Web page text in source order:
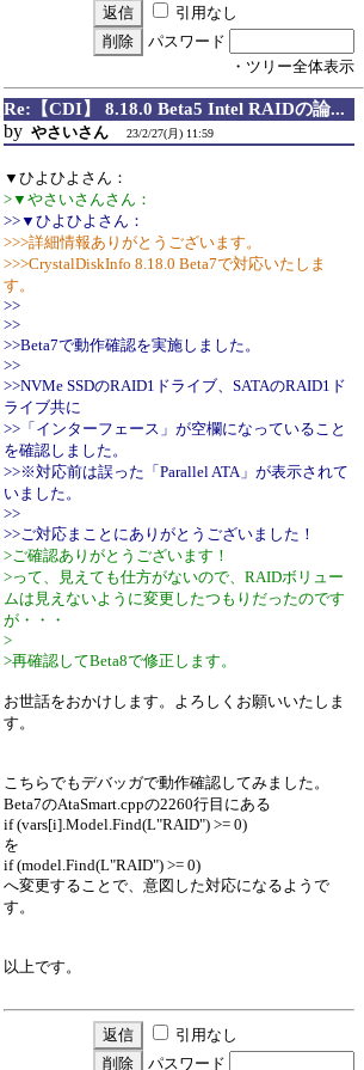
引用なし
パスワード
・ツリー全体表示
Re:【CDI】 8.18.0 Beta5 Intel RAIDの論...
by やさいさん 23/2/27(月) 11:59
▼ひよひよさん：
>▼やさいさんさん：
>>▼ひよひよさん：
>>>詳細情報ありがとうございます。
>>>CrystalDiskInfo 8.18.0 Beta7で対応いたしま
す。
>>
>>
>>Beta7で動作確認を実施しました。
>>
>>NVMe SSDのRAID1ドライブ、SATAのRAID1ド
ライブ共に
>>「インターフェース」が空欄になっていること
を確認しました。
>>※対応前は誤った「Parallel ATA」が表示されて
いました。
>>
>>ご対応まことにありがとうございました！
>ご確認ありがとうございます！
>って、見えても仕方がないので、RAIDボリュー
ムは見えないように変更したつもりだったのです
が・・・
>
>再確認してBeta8で修正します。
お世話をおかけします。よろしくお願いいたしま
す。
こちらでもデバッガで動作確認してみました。
Beta7のAtaSmart.cppの2260行目にある
if (vars[i].Model.Find(L"RAID") >= 0)
を
if (model.Find(L"RAID") >= 0)
へ変更することで、意図した対応になるようで
す。
以上です。
引用なし
パスワード